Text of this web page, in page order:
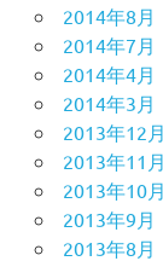
2014年8月
2014年7月
2014年4月
2014年3月
2013年12月
2013年11月
2013年10月
2013年9月
2013年8月